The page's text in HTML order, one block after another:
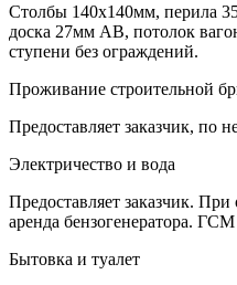
Столбы 140х140мм, перила
доска 27мм АВ, потолок
ступени без ограждений.
Проживание строительной
Предоставляет заказчик, по
Электричество и вода
Предоставляет заказчик. При
аренда бензогенератора. ГСМ
Бытовка и туалет